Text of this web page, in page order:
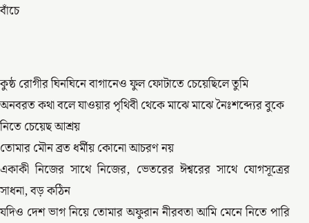
বাঁচে
কুষ্ঠ রোগীর ঘিনঘিনে বাগানেও ফুল ফোটাতে চেয়েছিলে তুমি
অনবরত কথা বলে যাওয়ার পৃথিবী থেকে মাঝে মাঝে নৈঃশব্দ্যের বুকে
নিতে চেয়েছ আশ্রয়
তোমার মৌন ব্রত ধর্মীয় কোনো আচরণ নয়
একাকী নিজের সাথে নিজের, ভেতরের ঈশ্বরের সাথে যোগসূত্রের
সাধনা, বড় কঠিন
যদিও দেশ ভাগ নিয়ে তোমার অফুরান নীরবতা আমি মেনে নিতে পারি